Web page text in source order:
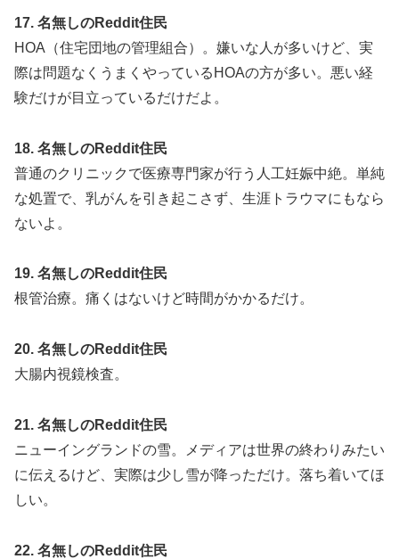
17. 名無しのReddit住民
HOA（住宅団地の管理組合）。嫌いな人が多いけど、実
際は問題なくうまくやっているHOAの方が多い。悪い経
験だけが目立っているだけだよ。
18. 名無しのReddit住民
普通のクリニックで医療専門家が行う人工妊娠中絶。単純
な処置で、乳がんを引き起こさず、生涯トラウマにもなら
ないよ。
19. 名無しのReddit住民
根管治療。痛くはないけど時間がかかるだけ。
20. 名無しのReddit住民
大腸内視鏡検査。
21. 名無しのReddit住民
ニューイングランドの雪。メディアは世界の終わりみたい
に伝えるけど、実際は少し雪が降っただけ。落ち着いてほ
しい。
22. 名無しのReddit住民